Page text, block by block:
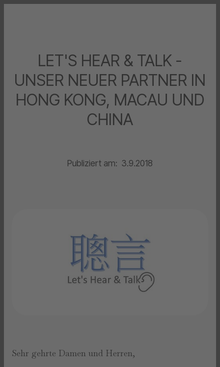
LET'S HEAR & TALK -
UNSER NEUER PARTNER IN
HONG KONG, MACAU UND
CHINA
Publiziert am: 3.9.2018
Sehr gehrte Damen und Herren,